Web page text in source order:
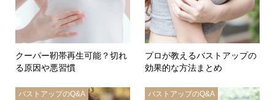
クーパー靭帯再生可能？切れ
る原因や悪習慣
プロが教えるバストアップの
効果的な方法まとめ
バストアップのQ&A バストアップのQ&A